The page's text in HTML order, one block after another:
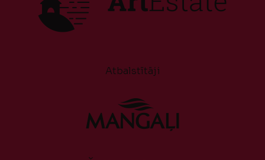
Atbalstītāji